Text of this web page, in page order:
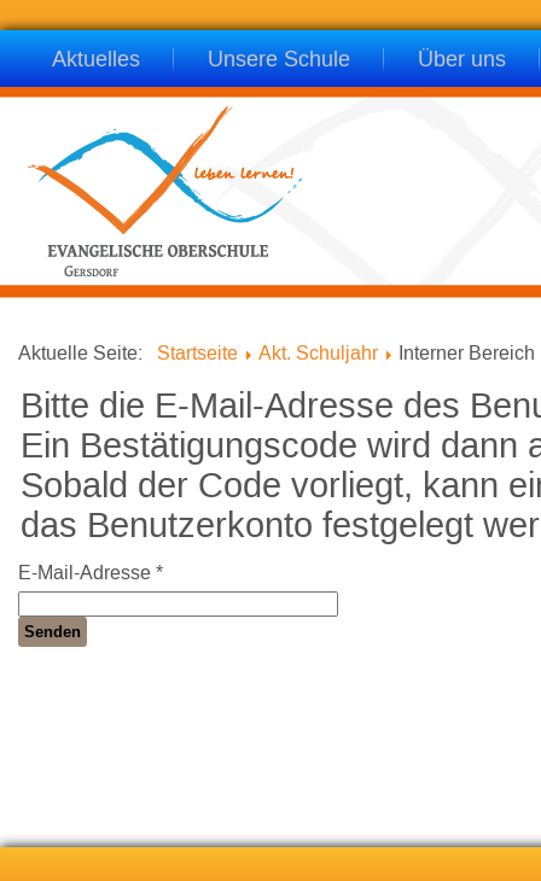
Aktuelles Unsere Schule Über uns
Aktuelle Seite: Startseite Akt. Schuljahr Interner Bereich
Bitte die E-Mail-Adresse des
Ein Bestätigungscode wird dann
Sobald der Code vorliegt, kann
das Benutzerkonto festgelegt
E-Mail-Adresse*
Senden